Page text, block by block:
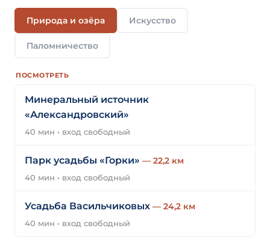
Природа и озёра Искусство
Паломничество
ПОСМОТРЕТЬ
Минеральный источник
«Александровский»
40 мин · вход свободный
Парк усадьбы «Горки» — 22,2 км
40 мин · вход свободный
Усадьба Васильчиковых — 24,2 км
40 мин · вход свободный